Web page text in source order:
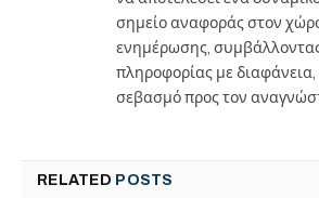
σημείο αναφοράς στον
ενημέρωσης,
πληροφορίας με διαφάνεια,
σεβασμό προς τον
RELATED POSTS